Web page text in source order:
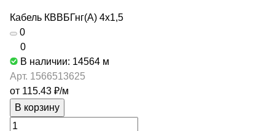
Кабель КВВБГнг(А) 4х1,5
0
0
В наличии: 14564 м
Арт. 1566513625
от 115.43 ₽/м
В корзину